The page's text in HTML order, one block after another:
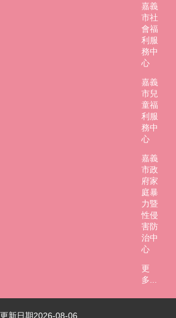
嘉義
市社
會福
利服
務中
心
嘉義
市兒
童福
利服
務中
心
嘉義
市政
府家
庭暴
力暨
性侵
害防
治中
心
更
多...
更新日期2026-08-06